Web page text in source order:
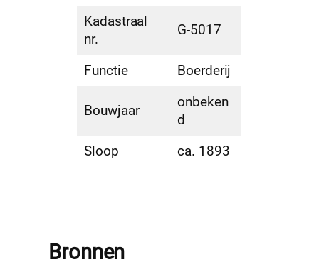
Kadastraal
nr.
G-5017
Functie Boerderij
Bouwjaar
onbeken
d
Sloop
ca. 1893
Bronnen